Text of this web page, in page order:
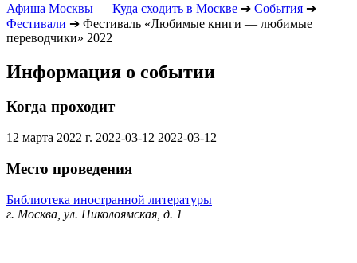
Афиша Москвы — Куда сходить в Москве ➔ События ➔
Фестивали ➔ Фестиваль «Любимые книги — любимые
переводчики» 2022
Информация о событии
Когда проходит
12 марта 2022 г. 2022-03-12 2022-03-12
Место проведения
Библиотека иностранной литературы
г. Москва, ул. Николоямская, д. 1